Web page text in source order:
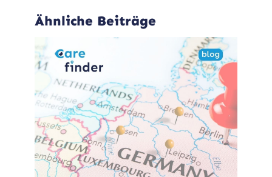
Ähnliche Beiträge